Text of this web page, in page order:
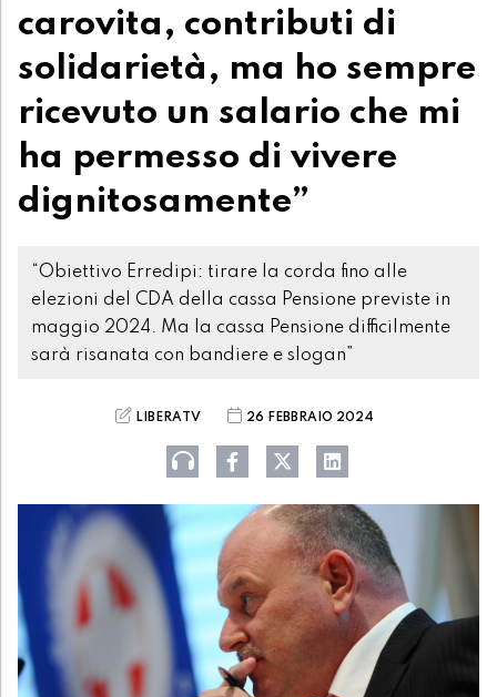
carovita, contributi di
solidarietà, ma ho sempre
ricevuto un salario che mi
ha permesso di vivere
dignitosamente”
“Obiettivo Erredipi: tirare la corda fino alle
elezioni del CDA della cassa Pensione previste in
maggio 2024. Ma la cassa Pensione difficilmente
sarà risanata con bandiere e slogan”
LIBERATV 26 FEBBRAIO 2024